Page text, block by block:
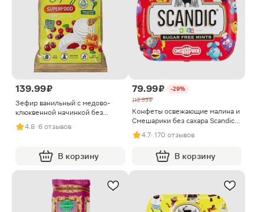
139.99 ₽
Зефир ванильный с медово-
клюквенной начинкой без
сахара Жизель 135г
4.8· 6 отзывов
В корзину
79.99 ₽
-29%
113.99 ₽
Конфеты освежающие малина и
Смешарики без сахара Scandic
14г
4.7· 170 отзывов
В корзину